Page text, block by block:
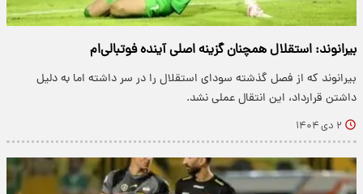
بیرانوند: استقلال همچنان گزینه اصلی آینده فوتبالی‌ام
بیرانوند که از فصل گذشته سودای استقلال را در سر داشته اما به دلیل
داشتن قرارداد، این انتقال عملی نشد.
۲ دی ۱۴۰۴